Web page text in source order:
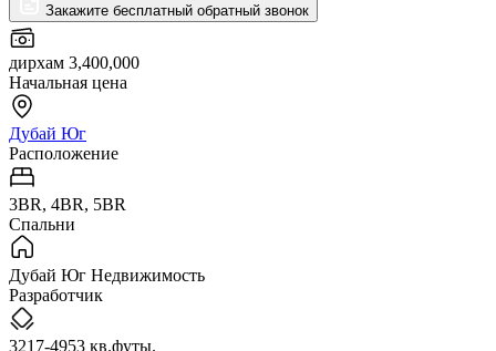
Закажите бесплатный обратный звонок
дирхам 3,400,000
Начальная цена
Дубай Юг
Расположение
3BR, 4BR, 5BR
Спальни
Дубай Юг Недвижимость
Разработчик
3217-4953 кв.футы.